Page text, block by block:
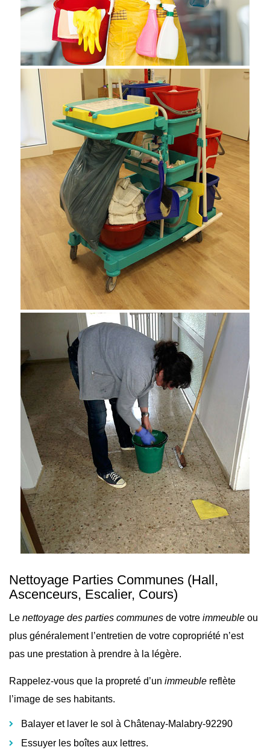
Nettoyage Parties Communes (Hall,
Ascenceurs, Escalier, Cours)
Le nettoyage des parties communes de votre immeuble ou
plus généralement l’entretien de votre copropriété n’est
pas une prestation à prendre à la légère.
Rappelez-vous que la propreté d’un immeuble reflète
l’image de ses habitants.
Balayer et laver le sol à Châtenay-Malabry-92290
Essuyer les boîtes aux lettres.